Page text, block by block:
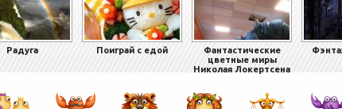
Радуга Поиграй с едой
Фантастические
цветные миры
Николая Локертсена